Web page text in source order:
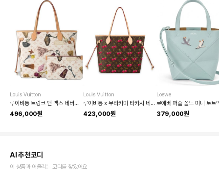
Louis Vuitton
루이비통 트렁크 앤 백스 네버풀 MM 토트백
496,000원
Louis Vuitton
루이비통 x 무라카미 타카시 네버풀 MM 모노그램 체리 토트백
423,000원
Loewe
로에베 퍼즐 폴드 미니 토트
379,000원
AI 추천코디
이 상품과 어울리는 코디를 찾았어요